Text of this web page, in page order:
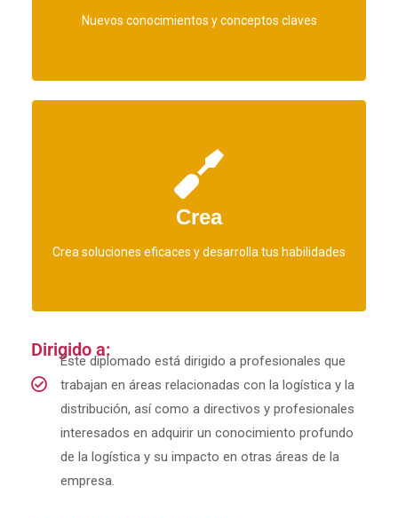
Nuevos conocimientos y conceptos claves
Crea
Crea soluciones eficaces y desarrolla tus habilidades
a través de desafíos Matrix - Análisis de casos reales y
resultados en proyectos reales.
Dirigido a:
Este diplomado está dirigido a profesionales que
trabajan en áreas relacionadas con la logística y la
distribución, así como a directivos y profesionales
interesados en adquirir un conocimiento profundo
de la logística y su impacto en otras áreas de la
empresa.